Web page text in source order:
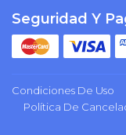
Seguridad Y
Condiciones De Uso
Política De